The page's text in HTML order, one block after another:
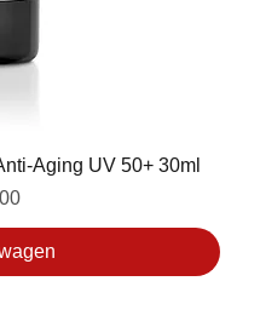
Aging UV 50+ 30ml